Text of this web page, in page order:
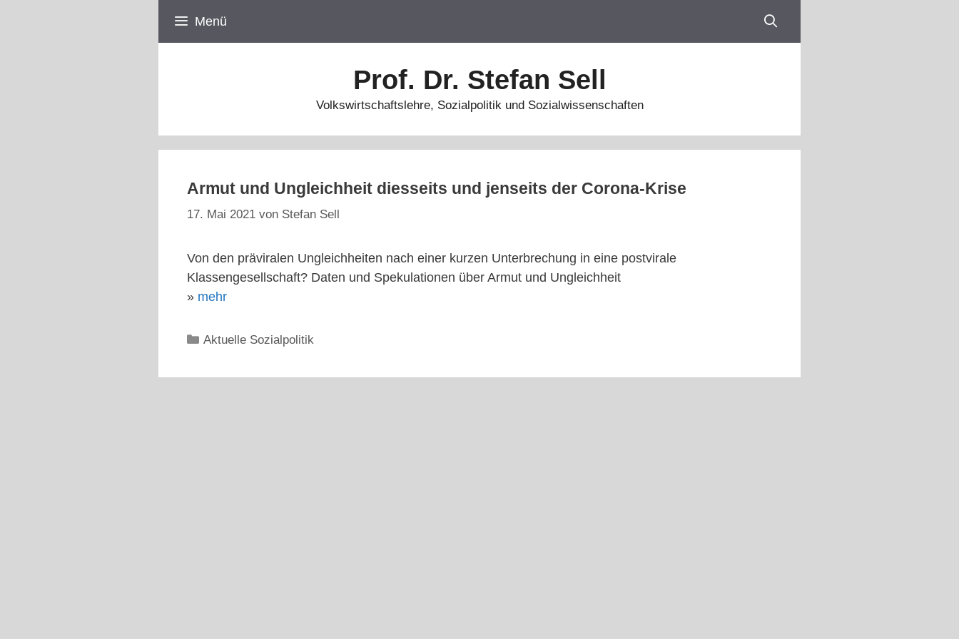
Menü
Prof. Dr. Stefan Sell
Volkswirtschaftslehre, Sozialpolitik und Sozialwissenschaften
Armut und Ungleichheit diesseits und jenseits der Corona-Krise
17. Mai 2021 von Stefan Sell
Von den präviralen Ungleichheiten nach einer kurzen Unterbrechung in eine postvirale
Klassengesellschaft? Daten und Spekulationen über Armut und Ungleichheit
» mehr
Kategorien
Aktuelle Sozialpolitik